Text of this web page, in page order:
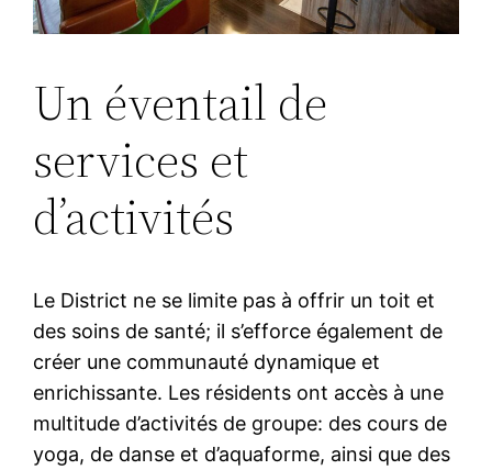
Un éventail de
services et
d’activités
Le District ne se limite pas à offrir un toit et
des soins de santé; il s’efforce également de
créer une communauté dynamique et
enrichissante. Les résidents ont accès à une
multitude d’activités de groupe: des cours de
yoga, de danse et d’aquaforme, ainsi que des